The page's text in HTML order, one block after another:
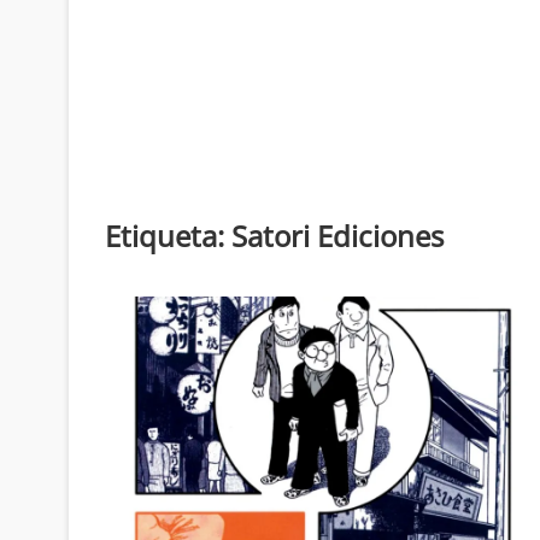
Etiqueta: Satori Ediciones